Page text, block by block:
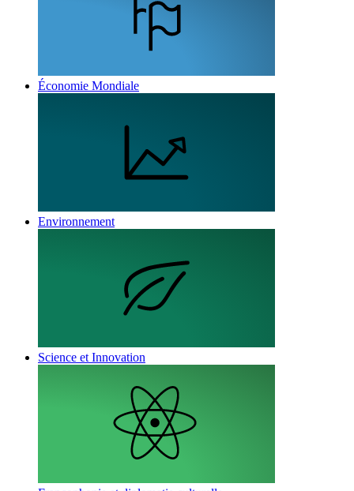
Économie Mondiale
Environnement
Science et Innovation